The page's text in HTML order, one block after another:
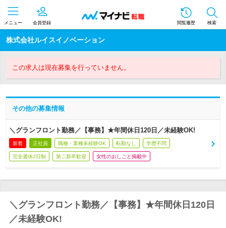
メニュー 会員登録 閲覧履歴 検索
株式会社ルイスイノベーション
この求人は現在募集を行っていません。
その他の募集情報
＼グランフロント勤務／【事務】★年間休日120日／未経験OK!
新着 正社員 職種・業種未経験OK 転勤なし 学歴不問
完全週休2日制 第二新卒歓迎 女性のおしごと掲載中
＼グランフロント勤務／【事務】★年間休日120日
／未経験OK!